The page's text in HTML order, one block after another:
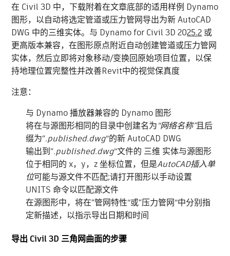
在 Civil 3D 中，下载附着在文章底部的适用样例 Dynamo
图形，以自动将选定管道或压力管网导出为新 AutoCAD
DWG 中的三维实体。与 Dynamo for Civil 3D 2025.2 或
更高版本兼容，在图形原点附近自动创建管道或压力管网
实体，然后立即将对象移动/变换回原始项目位置，以保
持地理位置完整性并改善Revit中的视觉保真度
注意：
与 Dynamo 播放器兼容的 Dynamo 图形
将在与源图形相同的目录中创建名为“网络名称”且后
缀为“.published.dwg”的新 AutoCAD DWG
输出到“.published.dwg”文件的 三维 实体与源图形
位于相同的 x，y，z 坐标位置，但是AutoCAD插入单
位可能与源文件不匹配;请打开图形以手动设置
UNITS 命令以匹配源文件
在源图形中，将在“管网特性”或“压力管网”中分别指
定新描述，以指示导出日期和时间
导出 Civil 3D 三角网曲面的步骤